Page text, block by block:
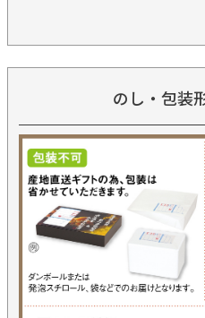
のし・包装